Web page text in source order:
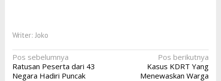
Writer: Joko
Navigasi
pos
Pos sebelumnya
Ratusan Peserta dari 43
Negara Hadiri Puncak
Pos berikutnya
Kasus KDRT Yang
Menewaskan Warga